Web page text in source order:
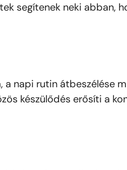
segítenek neki abban,
napi rutin átbeszélése
készülődés erősíti a